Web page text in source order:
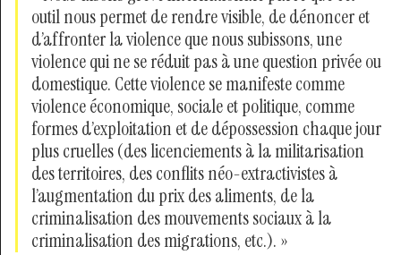
outil nous permet de rendre visible, de dénoncer et
d’affronter la violence que nous subissons, une
violence qui ne se réduit pas à une question privée ou
domestique. Cette violence se manifeste comme
violence économique, sociale et politique, comme
formes d’exploitation et de dépossession chaque jour
plus cruelles (des licenciements à la militarisation
des territoires, des conflits néo-extractivistes à
l’augmentation du prix des aliments, de la
criminalisation des mouvements sociaux à la
criminalisation des migrations, etc.). »